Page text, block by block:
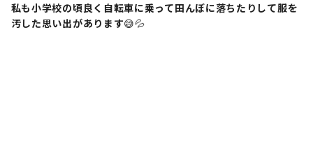
私も小学校の頃良く自転車に乗って田んぼに落ちたりして服を
汚した思い出があります😅💦